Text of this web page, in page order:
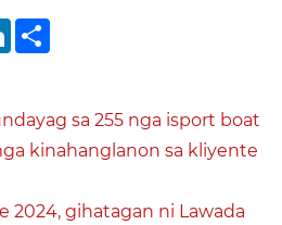
LinkedIn
sa 255 nga isport boat
kinahanglanon sa kliyente
2024, gihatagan ni Lawada